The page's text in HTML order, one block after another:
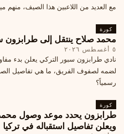
مع العديد من اللاعبين هذا الصيف،
كورة
محمد صلاح ينتقل إلى طرابزون
٥ أغسطس ٢٠٢٦
نادي طرابزون سبور التركي يعلن بدء
لضمه لصفوف الفريق، ما هي تفاصيل
رسمياً؟
كورة
طرابزون يحدد موعد وصول
ويعلن تفاصيل استقباله في تركيا